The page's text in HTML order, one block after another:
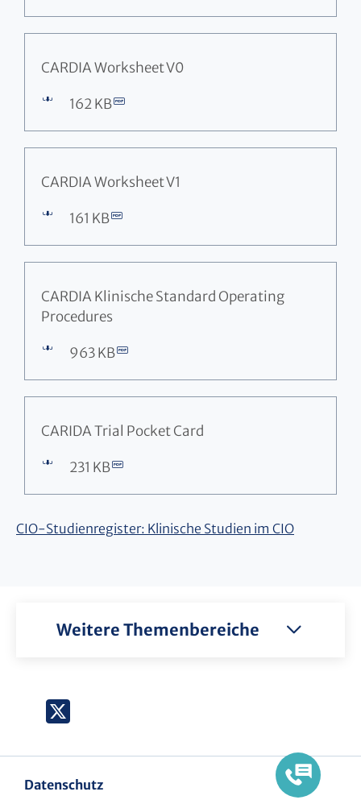
CARDIA Worksheet V0
162 KB
CARDIA Worksheet V1
161 KB
CARDIA Klinische Standard Operating
Procedures
963 KB
CARIDA Trial Pocket Card
231 KB
CIO-Studienregister: Klinische Studien im CIO
Weitere Themenbereiche
X
Datenschutz